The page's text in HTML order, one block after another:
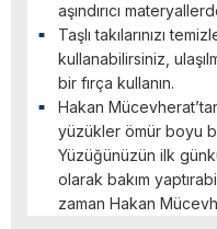
aşındırıcı
Taşlı takılarınızı
kullanabilirsiniz,
bir fırça kullanın.
Hakan
yüzükler ömür boyu
Yüzüğünüzün ilk günkü
olarak bakım
zaman Hakan